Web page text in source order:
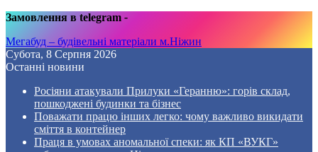
Замовлення в telegram -
Мегабуд – будівельні матеріали м.Ніжин
Субота, 8 Серпня 2026
Останні новини
Росіяни атакували Прилуки «Геранню»: горів склад,
пошкоджені будинки та бізнес
Поважати працю інших легко: чому важливо викидати
сміття в контейнер
Праця в умовах аномальної спеки: як КП «ВУКГ»